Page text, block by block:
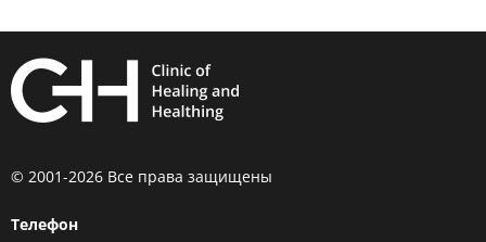
© 2001-2026 Все права защищены
Телефон